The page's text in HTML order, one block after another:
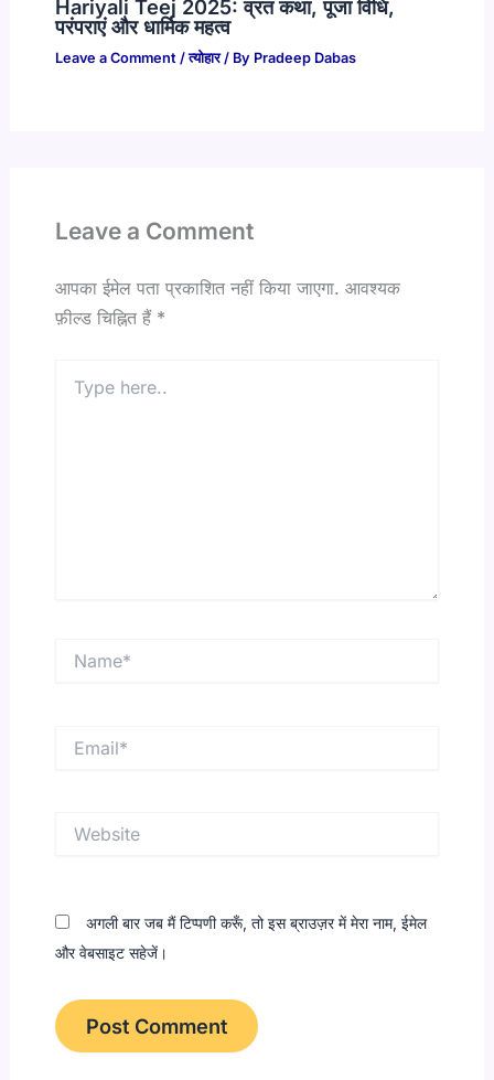
Hariyali Teej 2025: व्रत कथा, पूजा विधि,
परंपराएं और धार्मिक महत्व
Leave a Comment /त्योहार/ By Pradeep Dabas
Leave a Comment
आपका ईमेल पता प्रकाशित नहीं किया जाएगा. आवश्यक
फ़ील्ड चिह्नित हैं *
here..
अगली बार जब मैं टिप्पणी करूँ, तो इस ब्राउज़र में मेरा नाम, ईमेल
और वेबसाइट सहेजें।